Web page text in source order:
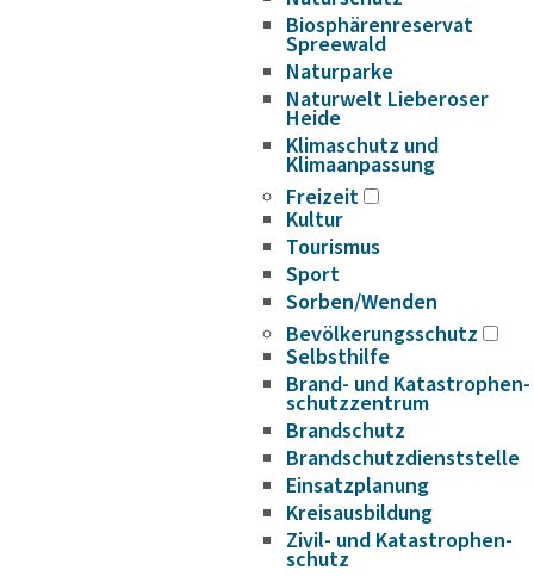
Biosphärenreservat
Spreewald
Naturparke
Naturwelt Lieberoser
Heide
Klimaschutz und
Klimaanpassung
Freizeit
Kultur
Tourismus
Sport
Sorben/Wenden
Bevöl­ke­rungs­schutz
Selbst­hilfe
Brand- und Kata­s­tro­­phen­­
schutz­­zen­trum
Brand­schutz
Brand­schutz­dienst­stelle
Einsatz­pla­nung
Kreis­aus­­bil­­dung
Zivil- und Kata­s­tro­­phen­­
schutz